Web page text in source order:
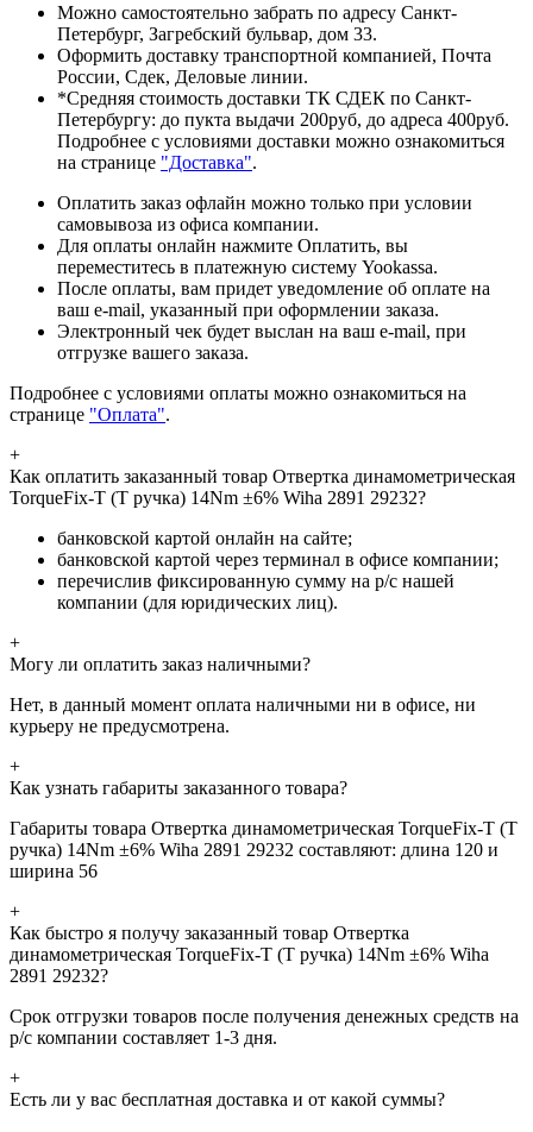
Можно самостоятельно забрать по адресу Санкт-
Петербург, Загребский бульвар, дом 33.
Оформить доставку транспортной компанией, Почта
России, Сдек, Деловые линии.
*Средняя стоимость доставки ТК СДЕК по Санкт-
Петербургу: до пукта выдачи 200руб, до адреса 400руб.
Подробнее с условиями доставки можно ознакомиться
на странице "Доставка".
Оплатить заказ офлайн можно только при условии
самовывоза из офиса компании.
Для оплаты онлайн нажмите Оплатить, вы
переместитесь в платежную систему Yookassa.
После оплаты, вам придет уведомление об оплате на
ваш e-mail, указанный при оформлении заказа.
Электронный чек будет выслан на ваш e-mail, при
отгрузке вашего заказа.
Подробнее с условиями оплаты можно ознакомиться на
странице "Оплата".
+
Как оплатить заказанный товар Отвертка динамометрическая
TorqueFix-T (Т ручка) 14Nm ±6% Wiha 2891 29232?
банковской картой онлайн на сайте;
банковской картой через терминал в офисе компании;
перечислив фиксированную сумму на р/с нашей
компании (для юридических лиц).
+
Могу ли оплатить заказ наличными?
Нет, в данный момент оплата наличными ни в офисе, ни
курьеру не предусмотрена.
+
Как узнать габариты заказанного товара?
Габариты товара Отвертка динамометрическая TorqueFix-T (Т
ручка) 14Nm ±6% Wiha 2891 29232 составляют: длина 120 и
ширина 56
+
Как быстро я получу заказанный товар Отвертка
динамометрическая TorqueFix-T (Т ручка) 14Nm ±6% Wiha
2891 29232?
Срок отгрузки товаров после получения денежных средств на
р/с компании составляет 1-3 дня.
+
Есть ли у вас бесплатная доставка и от какой суммы?